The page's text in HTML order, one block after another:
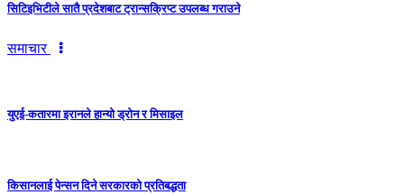
सिटिइभिटीले सातै प्रदेशबाट ट्रान्सक्रिप्ट उपलब्ध गराउने
समाचार
युएई-कतारमा इरानले हान्यो ड्रोन र मिसाइल
किसानलाई पेन्सन दिने सरकारको प्रतिबद्धता